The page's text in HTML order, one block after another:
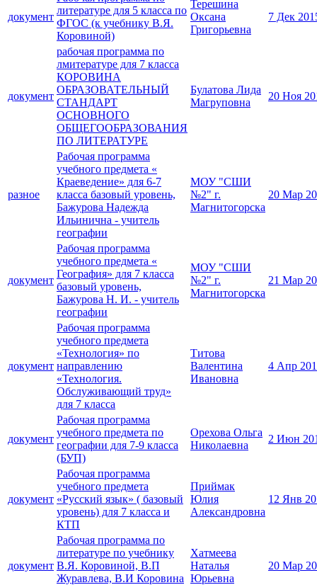
документ
литературе для 5 класса по
ФГОС (к учебнику В.Я.
Коровиной)
Терешина
Оксана
Григорьевна
7 Дек
документ
рабочая программа по
лмитературе для 7 класса
КОРОВИНА
ОБРАЗОВАТЕЛЬНЫЙ
СТАНДАРТ
ОСНОВНОГО
ОБЩЕГООБРАЗОВАНИЯ
ПО ЛИТЕРАТУРЕ
Булатова Лида
Магруповна
20 Ноя
разное
Рабочая программа
учебного предмета «
Краеведение» для 6-7
класса базовый уровень,
Бажурова Надежда
Ильинична - учитель
географии
МОУ "СШИ
№2" г.
Магнитогорска
20 Мар
документ
Рабочая программа
учебного предмета «
География» для 7 класса
базовый уровень,
Бажурова Н. И. - учитель
географии
МОУ "СШИ
№2" г.
Магнитогорска
21 Мар
документ
Рабочая программа
учебного предмета
«Технология» по
направлению
«Технология.
Обслуживающий труд»
для 7 класса
Титова
Валентина
Ивановна
4 Апр
документ
Рабочая программа
учебного предмета по
географии для 7-9 класса
(БУП)
Орехова Ольга
Николаевна
2 Июн
документ
Рабочая программа
учебного предмета
«Русский язык» ( базовый
уровень) для 7 класса и
КТП
Приймак
Юлия
Александровна
12 Янв
документ
Рабочая программа по
литературе по учебнику
В.Я. Коровиной, В.П
Журавлева, В.И Коровина
Хатмеева
Наталья
Юрьевна
20 Мар